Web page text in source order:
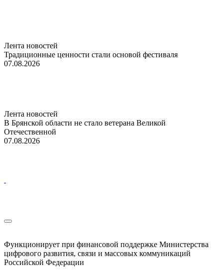
Лента новостей
Традиционные ценности стали основой фестиваля
07.08.2026
Лента новостей
В Брянской области не стало ветерана Великой
Отечественной
07.08.2026
Функционирует при финансовой поддержке Министерства
цифрового развития, связи и массовых коммуникаций
Российской Федерации